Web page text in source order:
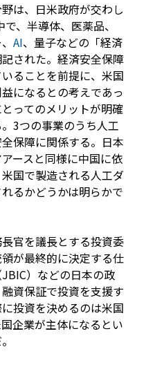
は、日米政府が交わし
、半導体、医薬品、
AI、量子などの「経済
された。経済安全保障
ることを前提に、米国
になるとの考えであっ
ってのメリットが明確
3つの事業のうち人工
保障に関係する。日本
ースと同様に中国に依
国で製造される人工ダ
るかどうかは明らかで
官を議長とする投資委
が最終的に決定する仕
）などの日本の政
資保証で投資を支援す
投資を決めるのは米国
企業が主体になるとい